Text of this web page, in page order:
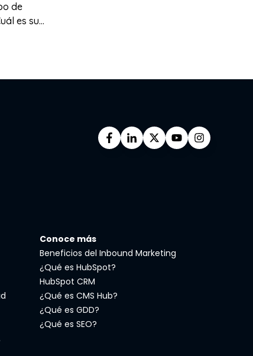
de
es su...
Conoce más
Beneficios del Inbound Marketing
¿Qué es HubSpot?
HubSpot CRM
¿Qué es CMS Hub?
¿Qué es GDD?
¿Qué es SEO?